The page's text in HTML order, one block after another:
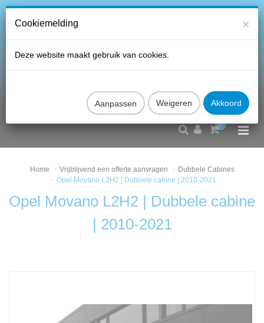
0
Home Vrijblijvend een offerte aanvragen
Dubbele Cabines
Opel Movano L2H2 | Dubbele cabine | 2010-2021
Opel Movano L2H2 | Dubbele cabine
| 2010-2021
×
Cookiemelding
Deze website maakt gebruik van cookies.
Aanpassen